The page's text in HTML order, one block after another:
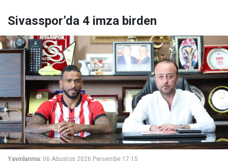
Sivasspor’da 4 imza birden
Yayınlanma: 06 Ağustos 2026 Perşembe 17:15